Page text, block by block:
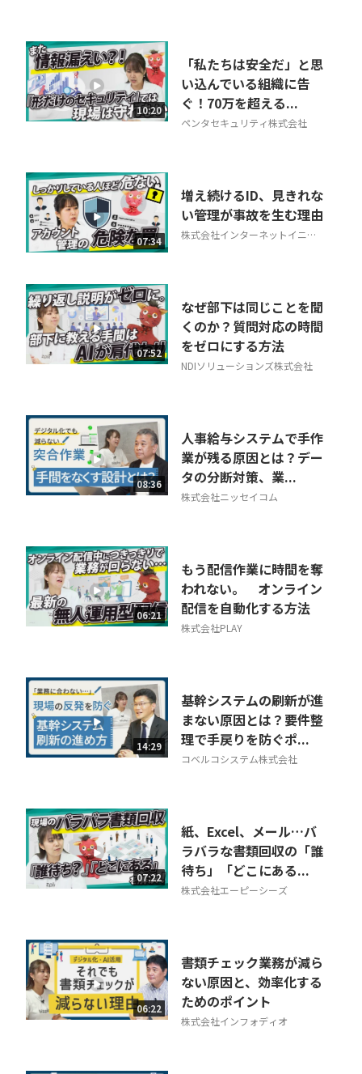
10:20
「私たちは安全だ」と思
い込んでいる組織に告
ぐ！70万を超える...
ペンタセキュリティ株式会社
07:34
増え続けるID、見きれな
い管理が事故を生む理由
株式会社インターネットイニシ
07:52
なぜ部下は同じことを聞
くのか？質問対応の時間
をゼロにする方法
NDIソリューションズ株式会社
08:36
人事給与システムで手作
業が残る原因とは？デー
タの分断対策、業...
株式会社ニッセイコム
06:21
もう配信作業に時間を奪
われない。 オンライン
配信を自動化する方法
株式会社PLAY
14:29
基幹システムの刷新が進
まない原因とは？要件整
理で手戻りを防ぐポ...
コベルコシステム株式会社
07:22
紙、Excel、メール…バ
ラバラな書類回収の「誰
待ち」「どこにある...
株式会社エーピーシーズ
06:22
書類チェック業務が減ら
ない原因と、効率化する
ためのポイント
株式会社インフォディオ